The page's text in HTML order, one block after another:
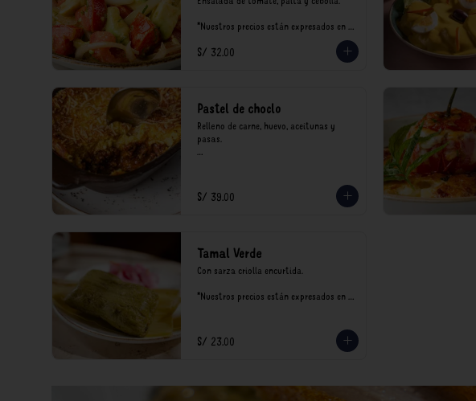
*Nuestros precios están expresados en
recargo al consumo.
S/ 32.00
Pastel de choclo
Relleno de carne, huevo, aceitunas y
pasas.
recargo al consumo.
S/ 39.00
Tamal Verde
Con sarza criolla encurtida.
*Nuestros precios están expresados en
S/ 23.00